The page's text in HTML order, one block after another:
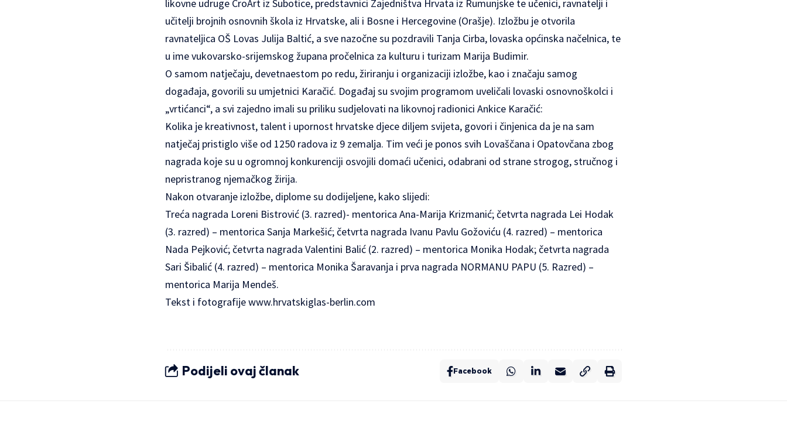
likovne udruge CroArt iz Subotice, predstavnici Zajedništva Hrvata iz Rumunjske te učenici, ravnatelji i
učitelji brojnih osnovnih škola iz Hrvatske, ali i Bosne i Hercegovine (Orašje). Izložbu je otvorila
ravnateljica OŠ Lovas Julija Baltić, a sve nazočne su pozdravili Tanja Cirba, lovaska općinska načelnica, te
u ime vukovarsko-srijemskog župana pročelnica za kulturu i turizam Marija Budimir.
O samom natječaju, devetnaestom po redu, žiriranju i organizaciji izložbe, kao i značaju samog
događaja, govorili su umjetnici Karačić. Događaj su svojim programom uveličali lovaski osnovnoškolci i
„vrtićanci“, a svi zajedno imali su priliku sudjelovati na likovnoj radionici Ankice Karačić:
Kolika je kreativnost, talent i upornost hrvatske djece diljem svijeta, govori i činjenica da je na sam
natječaj pristiglo više od 1250 radova iz 9 zemalja. Tim veći je ponos svih Lovaščana i Opatovčana zbog
nagrada koje su u ogromnoj konkurenciji osvojili domaći učenici, odabrani od strane strogog, stručnog i
nepristranog njemačkog žirija.
Nakon otvaranje izložbe, diplome su dodijeljene, kako slijedi:
Treća nagrada Loreni Bistrović (3. razred)- mentorica Ana-Marija Krizmanić; četvrta nagrada Lei Hodak
(3. razred) – mentorica Sanja Markešić; četvrta nagrada Ivanu Pavlu Gožoviću (4. razred) – mentorica
Nada Pejković; četvrta nagrada Valentini Balić (2. razred) – mentorica Monika Hodak; četvrta nagrada
Sari Šibalić (4. razred) – mentorica Monika Šaravanja i prva nagrada NORMANU PAPU (5. Razred) –
mentorica Marija Mendeš.
Tekst i fotografijewww.hrvatskiglas-berlin.com
Podijeli ovaj članak Facebook